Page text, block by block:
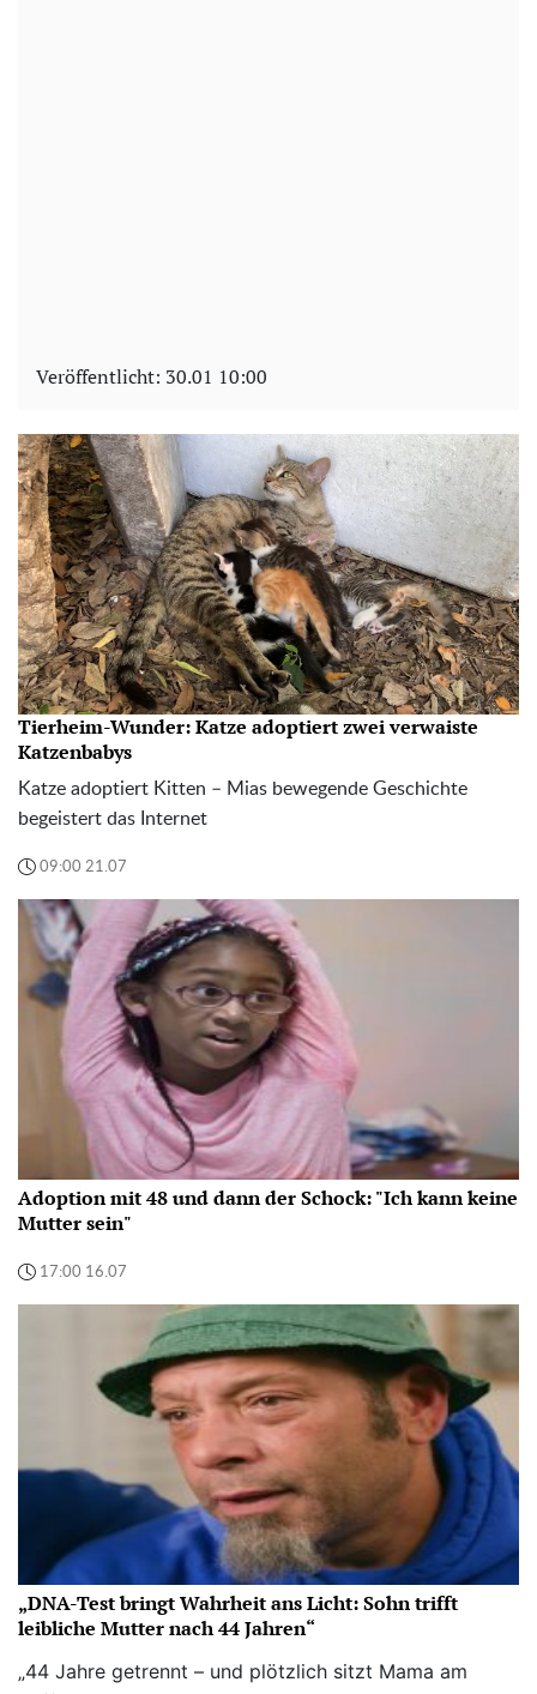
Veröffentlicht: 30.01 10:00
Tierheim-Wunder: Katze adoptiert zwei verwaiste
Katzenbabys
Katze adoptiert Kitten – Mias bewegende Geschichte
begeistert das Internet
09:00 21.07
Adoption mit 48 und dann der Schock: "Ich kann keine
Mutter sein"
17:00 16.07
„DNA-Test bringt Wahrheit ans Licht: Sohn trifft
leibliche Mutter nach 44 Jahren“
„44 Jahre getrennt – und plötzlich sitzt Mama am